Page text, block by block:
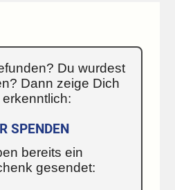
Du wurdest
Dann zeige Dich
SPENDEN
bereits ein
gesendet: